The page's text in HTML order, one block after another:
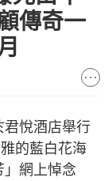
傳奇一
君悅酒店舉行
的藍白花海
網上悼念